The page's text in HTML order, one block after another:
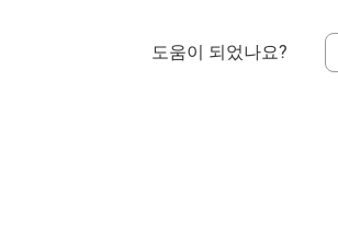
도움이 되었나요?